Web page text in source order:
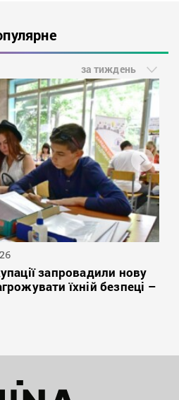
за тиждень
запровадили нову
їхній безпеці –